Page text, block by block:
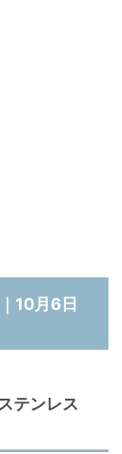
10月6日
テンレス